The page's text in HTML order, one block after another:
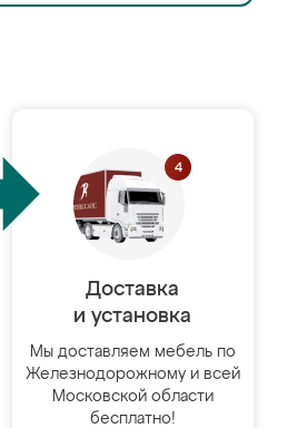
Доставка
и установка
Мы доставляем мебель по
Железнодорожному и всей
Московской области
бесплатно!